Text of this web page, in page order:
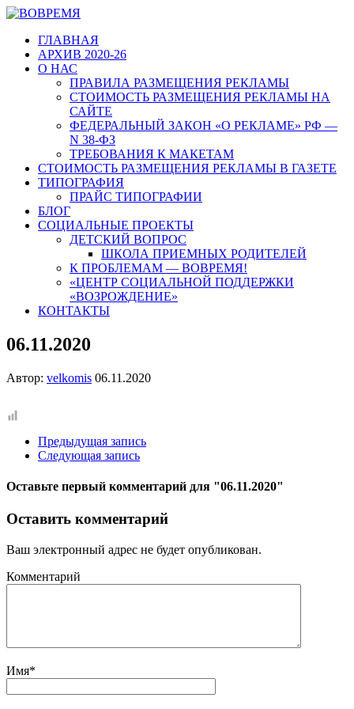
ГЛАВНАЯ
АРХИВ 2020-26
О НАС
ПРАВИЛА РАЗМЕЩЕНИЯ РЕКЛАМЫ
СТОИМОСТЬ РАЗМЕЩЕНИЯ РЕКЛАМЫ НА
САЙТЕ
ФЕДЕРАЛЬНЫЙ ЗАКОН «О РЕКЛАМЕ» РФ —
N 38-ФЗ
ТРЕБОВАНИЯ К МАКЕТАМ
СТОИМОСТЬ РАЗМЕЩЕНИЯ РЕКЛАМЫ В ГАЗЕТЕ
ТИПОГРАФИЯ
ПРАЙС ТИПОГРАФИИ
БЛОГ
СОЦИАЛЬНЫЕ ПРОЕКТЫ
ДЕТСКИЙ ВОПРОС
ШКОЛА ПРИЕМНЫХ РОДИТЕЛЕЙ
К ПРОБЛЕМАМ — ВОВРЕМЯ!
«ЦЕНТР СОЦИАЛЬНОЙ ПОДДЕРЖКИ
«ВОЗРОЖДЕНИЕ»
КОНТАКТЫ
06.11.2020
Автор: velkomis 06.11.2020
Предыдущая запись
Следующая запись
Оставьте первый комментарий для "06.11.2020"
Оставить комментарий
Ваш электронный адрес не будет опубликован.
Комментарий
Имя*